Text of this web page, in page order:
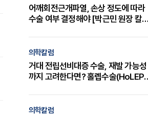
어깨회전근개파열, 손상 정도에 따라
수술 여부 결정해야 [박근민 원장 칼
의학칼럼
거대 전립선비대증 수술, 재발 가능성
까지 고려한다면? 홀렙수술(HoLEP)
의학칼럼